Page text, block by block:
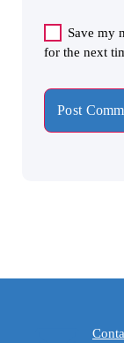
Save my
for the next